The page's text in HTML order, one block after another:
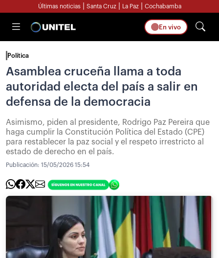
Últimas noticias Santa Cruz La Paz Cochabamba
En vivo
Política
Asamblea cruceña llama a toda
autoridad electa del país a salir en
defensa de la democracia
Asimismo, piden al presidente, Rodrigo Paz Pereira que
haga cumplir la Constitución Política del Estado (CPE)
para restablecer la paz social y el respeto irrestricto al
estado de derecho en el país.
Publicación: 15/05/2026 15:54